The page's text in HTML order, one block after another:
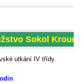
Sokol
utkání IV třídy.